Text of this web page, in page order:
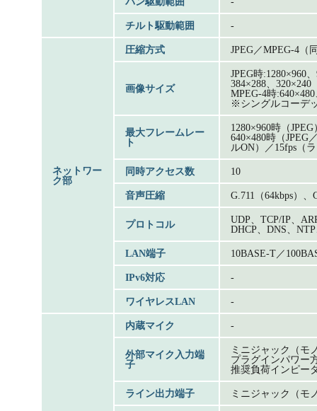
チルト駆動範囲 -
ネットワー
ク部
圧縮方式 JPEG／MPEG-4（
画像サイズ
JPEG時:1280×960
384×288、320×240
MPEG-4時
※シングルコーデ
最大フレームレー
ト
1280×960時（
640×480時（JPEG
ルON）／15fps（
同時アクセス数 10
音声圧縮 G.711（64kbps）、
プロトコル
UDP、TCP/IP、
DHCP、DNS、
LAN端子 10BASE-T／
IPv6対応 -
ワイヤレスLAN -
内蔵マイク -
外部マイク入力端
子
ミニジャック（モ
プラグインパワー
推奨負荷インピー
ライン出力端子 ミニジャック（モ